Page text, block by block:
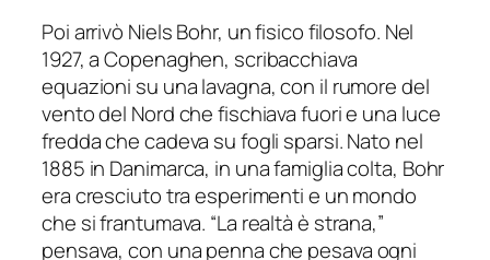
Poi arrivò Niels Bohr, un fisico filosofo. Nel
1927, a Copenaghen, scribacchiava
equazioni su una lavagna, con il rumore del
vento del Nord che fischiava fuori e una luce
fredda che cadeva su fogli sparsi. Nato nel
1885 in Danimarca, in una famiglia colta, Bohr
era cresciuto tra esperimenti e un mondo
che si frantumava. “La realtà è strana,”
pensava, con una penna che pesava ogni